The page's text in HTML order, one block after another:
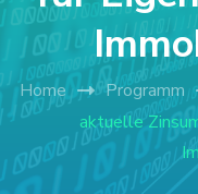
Home Programm
aktuelle